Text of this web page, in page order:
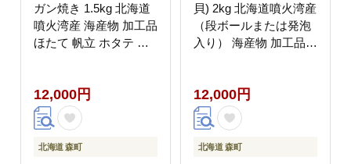
ガン焼き 1.5kg 北海道
噴火湾産 海産物 加工品
ほたて 帆立 ホタテ 魚
12,000円
北海道 森町
貝) 2kg 北海道噴火湾産
（段ボールまたは発泡
入り） 海産物 加工品
と納税 mr1-1169
12,000円
北海道 森町